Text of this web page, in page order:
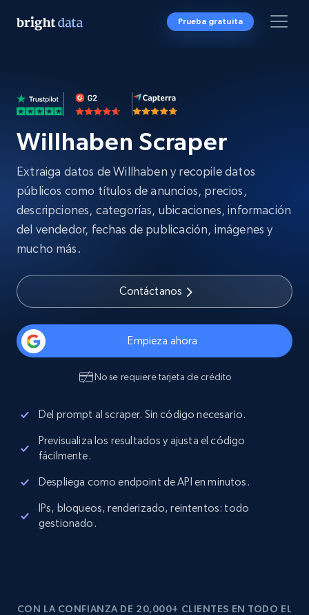
Prueba gratuita
Willhaben Scraper
Extraiga datos de Willhaben y recopile datos
públicos como títulos de anuncios, precios,
descripciones, categorías, ubicaciones, información
del vendedor, fechas de publicación, imágenes y
mucho más.
Contáctanos
Empieza ahora
No se requiere tarjeta de crédito
Del prompt al scraper. Sin código necesario.
Previsualiza los resultados y ajusta el código
fácilmente.
Despliega como endpoint de API en minutos.
IPs, bloqueos, renderizado, reintentos: todo
gestionado.
CON LA CONFIANZA DE 20,000+ CLIENTES EN TODO EL